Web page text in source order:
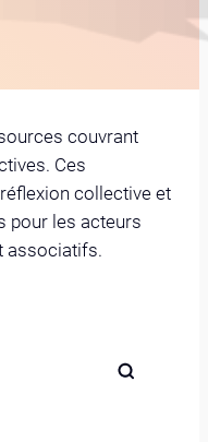
couvrant
Ces
collective et
pour les acteurs
associatifs.